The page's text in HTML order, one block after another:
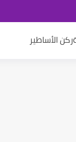
ركن الأساطير